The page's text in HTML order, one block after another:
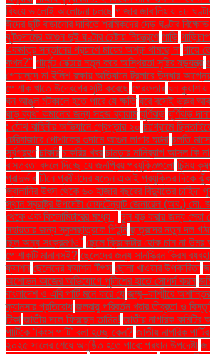
বিষয়ে ভালোই আলোচনা চলছে গাজার জাবালিয়ায় ৪৮
ঈদের ছুটি বাড়ানোর দাবিতে শ্রমিকদের দেড় ঘণ্টার
ঝুটগুদামের আগুন দুই ঘণ্টার চেষ্টায় নিয়ন্ত্রণে গাড়ি
একমাত্র সন্তানের প্রয়াণে মায়ের অশ্রু থামছে না গায়ে
কখন?" গার্মেন্ট সেক্টরে নতুন করে অস্থিরতা সৃষ্টির ষড়যন্ত্র
গোয়ালন্দে মা ইলিশ রক্ষায় অভিযানে ট্রলারে উদ্ধার
পোশাক খাতে উদ্বেগের সৃষ্টি করেছে গ্রেফতার ঘন
ঘন আঙুল মটকালে হতে পারে যে ক্ষতি ঘরে বসেই ভ্রুর
ঘাড় ব্যথা কমানোর জন্য সহজ ব্যায়াম ঘূর্ণিঝড় ঘূর্ণিঝড় দানা
: যৌথ বাহিনীর অভিযানে গ্রেপ্তার ২০ চট্টগ্রামে
টেরিবাজারে পোশাকের গুদামে আগুন লাগার ঘটনা চলতি
সূর্যগ্রহণ চাকরি চাকরির খবর চামড়ার মানিব্যাগ আসল কি
বাস্তবতা বদলে দিচ্ছে যে জনপ্রিয় প্রযুক্তিগুলো চিন্ময়
প্রাদুর্ভাব চীনে প্রবীণদের যত্নে এআই প্রযুক্তির দিকে
জ্বালানির উৎস থেকে ৬০ হাজার বছরের বিদ্যুতের চাহিদা
স্থান স্বরাষ্ট্র উপদেষ্টা লেফটেন্যান্ট জেনারেল (অব.) মো.
থেকে এক কিলোমিটারের মধ্যে। চুল বড় করার জন্য সেরা
সহায়তার জন্য স্কুলছাত্রকে পিটুনি ছাত্রদের নতুন দল
ছিল অন্য সংক্রমণও" ছেলে ক্রিকেটার হোক চান না
পোশাকটি মানানসই? ছেলেদের জন্য সানস্ক্রিন ক্রিম
ফ্যাশন ছেলেদের ফ্যাশন টিপস ছোলা খাওয়ার উপকারিতা
অশোভন কাজের অভিযোগে পুলিশের হাতে সোপর্দ করল
বাংলাদেশ ও এবি পার্টি মনে করে যে জম্মু–কাশ্মীরে
ক্যানসার প্রতিরোধ জলবায়ু পরিবর্তন খরার তীব্রতা ও
টিকা জাতীয় দলে ফিরছেন তামিম! জাতীয় নাগরিক কমিটির
পার্টিকে ‘কিংস পার্টি’ বলা হচ্ছে কেন? জাতীয় নাগরিক
২০২৫ সালের শেষে অনুষ্ঠিত হতে পারে: প্রধান উপদেষ্টা